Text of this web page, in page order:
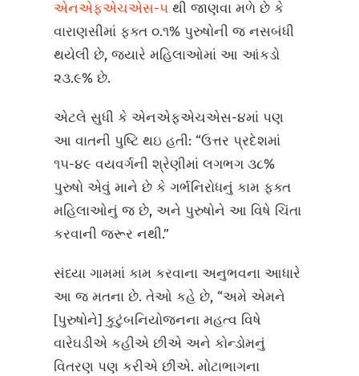
એનએફએચએસ-૫થી જાણવા મળે છે કે
વારાણસીમાં ફક્ત ૦.૧% પુરુષોની જ નસબંધી
થયેલી છે, જ્યારે મહિલાઓમાં આ આંકડો
૨૩.૯% છે.
એટલે સુધી કે એનએફએચએસ-૪માં પણ
આ વાતની પુષ્ટિ થઇ હતી: “ઉત્તર પ્રદેશમાં
૧૫-૪૯ વયવર્ગની શ્રેણીમાં લગભગ ૩૮%
પુરુષો એવું માને છે કે ગર્ભનિરોધનું કામ ફક્ત
મહિલાઓનું જ છે, અને પુરુષોને આ વિષે ચિંતા
કરવાની જરૂર નથી.”
સંધ્યા ગામમાં કામ કરવાના અનુભવના આધારે
આ જ મતના છે. તેઓ કહે છે, “અમે એમને
[પુરુષોને] કુટુંબનિયોજનના મહત્વ વિષે
વારેઘડીએ કહીએ છીએ અને કોન્ડોમનું
વિતરણ પણ કરીએ છીએ. મોટાભાગના